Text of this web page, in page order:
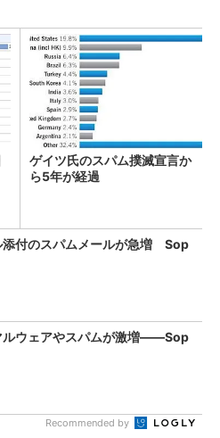
ゲイツ氏のスパム撲滅宣言か
ら5年が経過
添付のスパムメールが急増 Sop
ルウェアやスパムが激増――Sop
Recommended by